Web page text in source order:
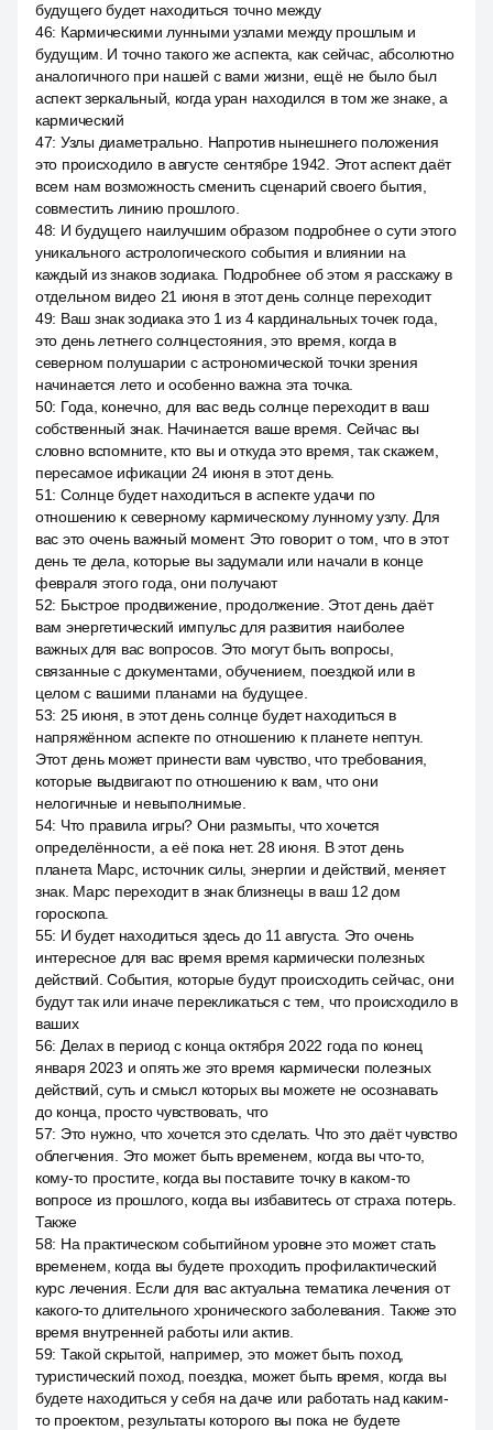
будущего будет находиться точно между
46: Кармическими лунными узлами между прошлым и
будущим. И точно такого же аспекта, как сейчас, абсолютно
аналогичного при нашей с вами жизни, ещё не было был
аспект зеркальный, когда уран находился в том же знаке, а
кармический
47: Узлы диаметрально. Напротив нынешнего положения
это происходило в августе сентябре 1942. Этот аспект даёт
всем нам возможность сменить сценарий своего бытия,
совместить линию прошлого.
48: И будущего наилучшим образом подробнее о сути этого
уникального астрологического события и влиянии на
каждый из знаков зодиака. Подробнее об этом я расскажу в
отдельном видео 21 июня в этот день солнце переходит
49: Ваш знак зодиака это 1 из 4 кардинальных точек года,
это день летнего солнцестояния, это время, когда в
северном полушарии с астрономической точки зрения
начинается лето и особенно важна эта точка.
50: Года, конечно, для вас ведь солнце переходит в ваш
собственный знак. Начинается ваше время. Сейчас вы
словно вспомните, кто вы и откуда это время, так скажем,
пересамое ификации 24 июня в этот день.
51: Солнце будет находиться в аспекте удачи по
отношению к северному кармическому лунному узлу. Для
вас это очень важный момент. Это говорит о том, что в этот
день те дела, которые вы задумали или начали в конце
февраля этого года, они получают
52: Быстрое продвижение, продолжение. Этот день даёт
вам энергетический импульс для развития наиболее
важных для вас вопросов. Это могут быть вопросы,
связанные с документами, обучением, поездкой или в
целом с вашими планами на будущее.
53: 25 июня, в этот день солнце будет находиться в
напряжённом аспекте по отношению к планете нептун.
Этот день может принести вам чувство, что требования,
которые выдвигают по отношению к вам, что они
нелогичные и невыполнимые.
54: Что правила игры? Они размыты, что хочется
определённости, а её пока нет. 28 июня. В этот день
планета Марс, источник силы, энергии и действий, меняет
знак. Марс переходит в знак близнецы в ваш 12 дом
гороскопа.
55: И будет находиться здесь до 11 августа. Это очень
интересное для вас время время кармически полезных
действий. События, которые будут происходить сейчас, они
будут так или иначе перекликаться с тем, что происходило в
ваших
56: Делах в период с конца октября 2022 года по конец
января 2023 и опять же это время кармически полезных
действий, суть и смысл которых вы можете не осознавать
до конца, просто чувствовать, что
57: Это нужно, что хочется это сделать. Что это даёт чувство
облегчения. Это может быть временем, когда вы что-то,
кому-то простите, когда вы поставите точку в каком-то
вопросе из прошлого, когда вы избавитесь от страха потерь.
Также
58: На практическом событийном уровне это может стать
временем, когда вы будете проходить профилактический
курс лечения. Если для вас актуальна тематика лечения от
какого-то длительного хронического заболевания. Также это
время внутренней работы или актив.
59: Такой скрытой, например, это может быть поход,
туристический поход, поездка, может быть время, когда вы
будете находиться у себя на даче или работать над каким-
то проектом, результаты которого вы пока не будете